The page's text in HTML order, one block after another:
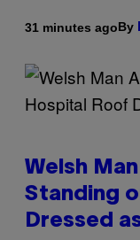
31 minutes agoBy
Welsh
Standing
Dressed